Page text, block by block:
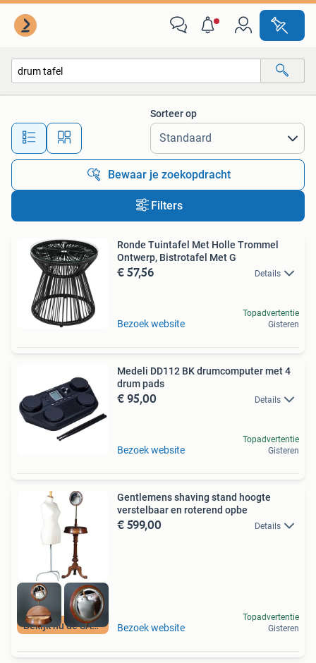
Alle afstanden…
Sorteer op
Bewaar je zoekopdracht
Filters
Ronde Tuintafel Met Holle Trommel
Ontwerp, Bistrotafel Met G
€ 57,56 Details
Bezoek website
Topadvertentie
Gisteren
Medeli DD112 BK drumcomputer met 4
drum pads
€ 95,00 Details
Bezoek website
Topadvertentie
Gisteren
Bekijk nu de SALE
Gentlemens shaving stand hoogte
verstelbaar en roterend opbe
€ 599,00 Details
Bezoek website
Topadvertentie
Gisteren